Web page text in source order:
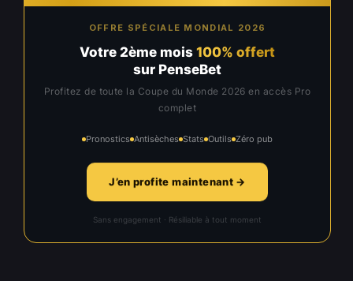
OFFRE SPÉCIALE MONDIAL 2026
Votre 2ème mois 100% offert
sur PenseBet
Profitez de toute la Coupe du Monde 2026 en accès Pro
complet
Pronostics Antisèches Stats Outils Zéro pub
J’en profite maintenant →
Sans engagement · Résiliable à tout moment